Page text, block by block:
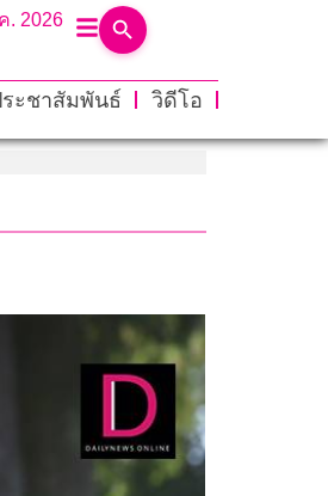
. 2026
ะชาสัมพันธ์
วิดีโอ